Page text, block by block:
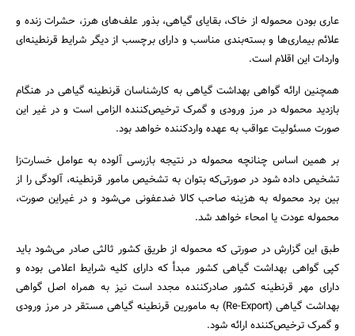
جستجو
عاری بودن محموله از خاک، بقایای گیاهی، بذور علف‌های هرز، حشرات زنده و
علائم بیماری‌ها و بسته‌بندی مناسب و دارای برچسب از دیگر شرایط قرنطینه‌ای
واردات این اقلام است.
همچنین ارائه گواهی بهداشت گیاهی به کارشناسان قرنطینه گیاهی در هنگام
بازدید محموله در مرز ورودی و گمرک ترخیص‌کننده الزامی است و در غیر این
صورت مسئولیت عواقب به عهده واردکننده خواهد بود.
بر همین اساس چنانچه محموله در نتیجه بازرسی آلوده به عوامل خسارت‌زا
تشخیص داده شود در صورتی‌که بتوان به تشخیص مامور قرنطینه، آلودگی را از
بین برد محموله به هزینه صاحب کالا ضدعفونی می‌شود و در غیراین صورت،
محموله عودت یا امحاء خواهد شد.
طبق این گزارش در صورتی ‌که محموله از طریق کشور ثالثی صادر می‌شود باید
کپی گواهی بهداشت گیاهی کشور مبدأ که دارای کلیه شرایط اعلامی بوده و
دارای مهر قرنطینه کشور صادرکننده مجدد است نیز به همراه اصل گواهی
بهداشت گیاهی (Re-Export) به مامورین قرنطینه گیاهی مستقر در مرز ورودی
و گمرک ترخیص‌کننده ارائه شود.